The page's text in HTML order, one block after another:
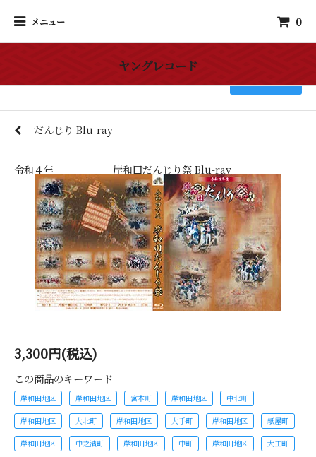
メニュー 0
ヤングレコード
だんじり Blu-ray
令和４年 岸和田だんじり祭 Blu-ray
3,300円(税込)
この商品のキーワード
岸和田地区 岸和田地区 宮本町 岸和田地区 中北町
岸和田地区 大北町 岸和田地区 大手町 岸和田地区 紙屋町
岸和田地区 中之濱町 岸和田地区 中町 岸和田地区 大工町